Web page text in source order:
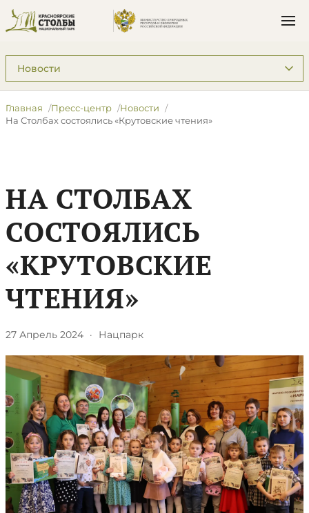
Подразделы: Пресс-центр
Главная Пресс-центр
Новости
​На Столбах состоялись «Крутовские чтения»
​НА СТОЛБАХ
СОСТОЯЛИСЬ
«КРУТОВСКИЕ
ЧТЕНИЯ»
27 Апрель 2024 · Нацпарк